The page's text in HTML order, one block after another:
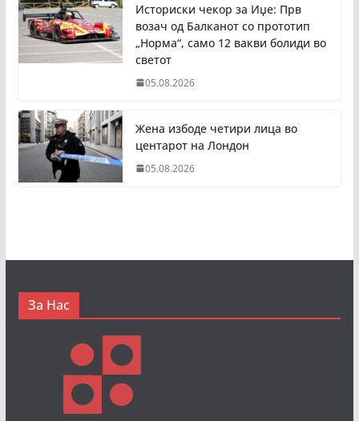
Историски чекор за Иџе: Прв
возач од Балканот со прототип
„Норма“, само 12 вакви болиди во
светот
05.08.2026
Жена избоде четири лица во
центарот на Лондон
05.08.2026
За Нас